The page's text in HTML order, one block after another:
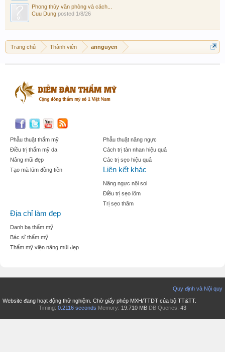
Phong thủy văn phòng và cách...
Cuu Dung posted 1/8/26
Trang chủ Thành viên annguyen
Phẫu thuật thẩm mỹ
Điều trị thẩm mỹ da
Nâng mũi đẹp
Tạo mà lúm đồng tiền
Phẫu thuật nâng ngực
Cách trị tàn nhan hiệu quả
Các trị sẹo hiệu quả
Liên kết khác
Nâng ngực nội soi
Điều trị sẹo lõm
Trị sẹo thâm
Địa chỉ làm đẹp
Danh bạ thẩm mỹ
Bác sĩ thẩm mỹ
Thẩm mỹ viện nâng mũi đẹp
Quy định và Nội quy
Website đang hoạt động thử nghiệm. Chờ giấy phép MXH/TTDT của bộ TT&TT.
Timing: 0.2116 seconds Memory: 19.710 MB DB Queries: 43